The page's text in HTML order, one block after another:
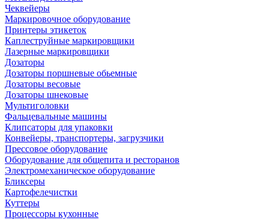
Чеквейеры
Маркировочное оборудование
Принтеры этикеток
Каплеструйные маркировщики
Лазерные маркировщики
Дозаторы
Дозаторы поршневые обьемные
Дозаторы весовые
Дозаторы шнековые
Мультиголовки
Фальцевальные машины
Клипсаторы для упаковки
Конвейеры, транспортеры, загрузчики
Прессовое оборудование
Оборудование для общепита и ресторанов
Электромеханическое оборудование
Бликсеры
Картофелечистки
Куттеры
Процессоры кухонные